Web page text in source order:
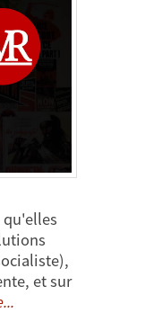
qu'elles
et sur